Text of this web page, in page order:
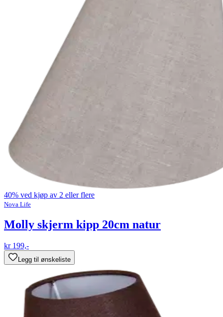
40% ved kjøp av 2 eller flere
Nova Life
Molly skjerm kipp 20cm natur
kr 199,-
Legg til ønskeliste